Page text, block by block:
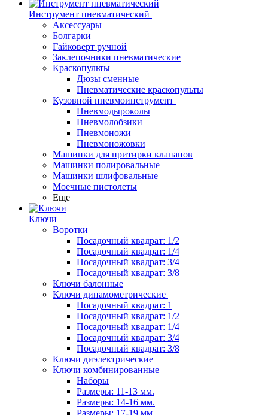
Инструмент пневматический
Аксессуары
Болгарки
Гайковерт ручной
Заклепочники пневматические
Краскопульты
Дюзы сменные
Пневматические краскопульты
Кузовной пневмоинструмент
Пневмодыроколы
Пневмолобзики
Пневмоножи
Пневмоножовки
Машинки для притирки клапанов
Машинки полировальные
Машинки шлифовальные
Моечные пистолеты
Еще
Ключи
Воротки
Посадочный квадрат: 1/2
Посадочный квадрат: 1/4
Посадочный квадрат: 3/4
Посадочный квадрат: 3/8
Ключи балонные
Ключи динамометрические
Посадочный квадрат: 1
Посадочный квадрат: 1/2
Посадочный квадрат: 1/4
Посадочный квадрат: 3/4
Посадочный квадрат: 3/8
Ключи диэлектрические
Ключи комбинированные
Наборы
Размеры: 11-13 мм.
Размеры: 14-16 мм.
Размеры: 17-19 мм.